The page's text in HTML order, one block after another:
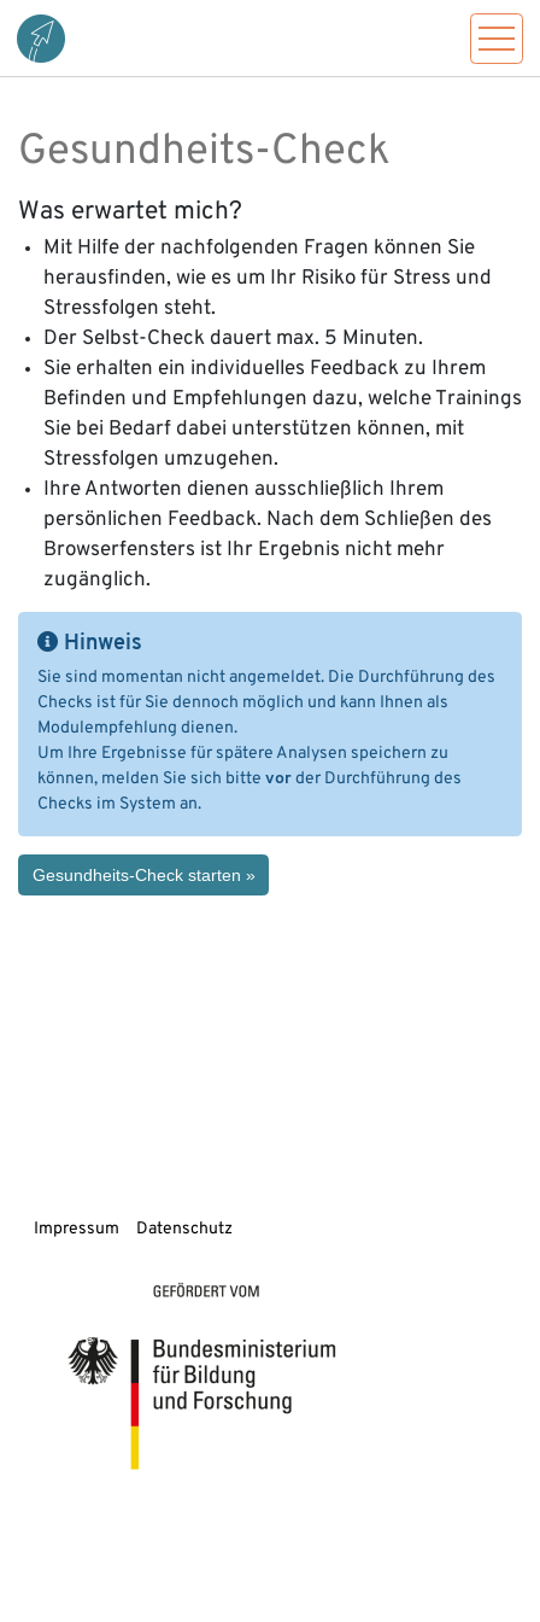
Gesundheits-Check
Was erwartet mich?
Mit Hilfe der nachfolgenden Fragen können Sie
herausfinden, wie es um Ihr Risiko für Stress und
Stressfolgen steht.
Der Selbst-Check dauert max. 5 Minuten.
Sie erhalten ein individuelles Feedback zu Ihrem
Befinden und Empfehlungen dazu, welche Trainings
Sie bei Bedarf dabei unterstützen können, mit
Stressfolgen umzugehen.
Ihre Antworten dienen ausschließlich Ihrem
persönlichen Feedback. Nach dem Schließen des
Browserfensters ist Ihr Ergebnis nicht mehr
zugänglich.
Hinweis
Sie sind momentan nicht angemeldet. Die Durchführung des
Checks ist für Sie dennoch möglich und kann Ihnen als
Modulempfehlung dienen.
Um Ihre Ergebnisse für spätere Analysen speichern zu
können, melden Sie sich bitte vor der Durchführung des
Checks im System an.
Gesundheits-Check starten »
Impressum Datenschutz